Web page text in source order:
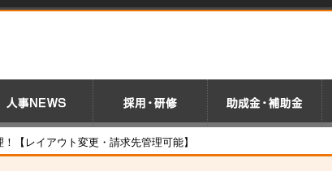
【レイアウト変更・請求先管理可能】